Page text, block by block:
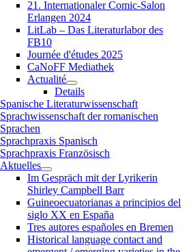
21. Internationaler Comic-Salon
Erlangen 2024
LitLab – Das Literaturlabor des
FB10
Journée d'études 2025
CaNoFF Mediathek
Actualité
Details
Spanische Literaturwissenschaft
Sprachwissenschaft der romanischen
Sprachen
Sprachpraxis Spanisch
Sprachpraxis Französisch
Aktuelles
Im Gespräch mit der Lyrikerin
Shirley Campbell Barr
Guineoecuatorianas a principios del
siglo XX en España
Tres autores españoles en Bremen
Historical language contact and